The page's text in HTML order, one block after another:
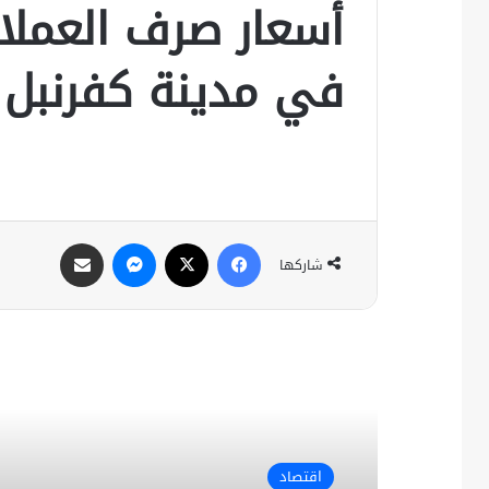
أسعار صرف
في مدينة كفرنبل
شاركها
فيسبوك ماسنجر
اقتصاد